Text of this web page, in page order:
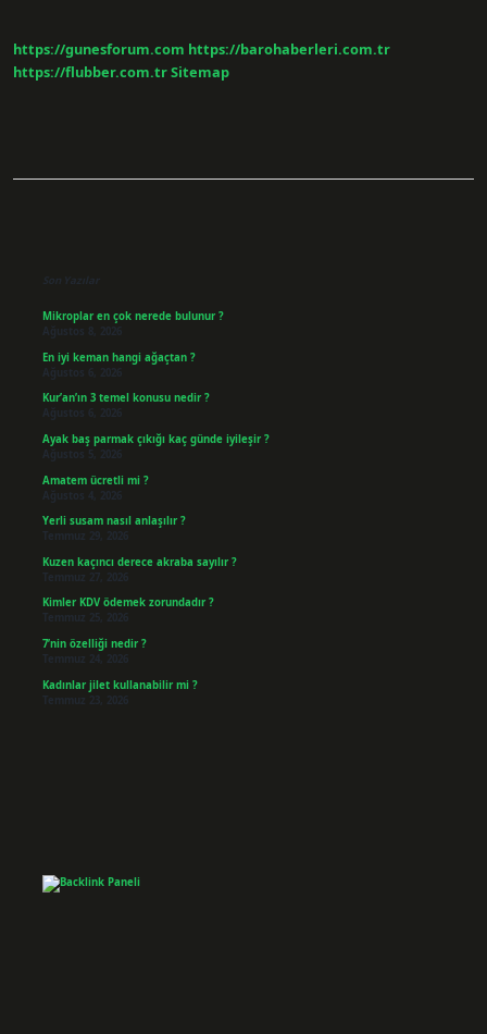
https://gunesforum.com https://barohaberleri.com.tr
https://flubber.com.trSitemap
Son Yazılar
Mikroplar en çok nerede bulunur ?
Ağustos 8, 2026
En iyi keman hangi ağaçtan ?
Ağustos 6, 2026
Kur’an’ın 3 temel konusu nedir ?
Ağustos 6, 2026
Ayak baş parmak çıkığı kaç günde iyileşir ?
Ağustos 5, 2026
Amatem ücretli mi ?
Ağustos 4, 2026
Yerli susam nasıl anlaşılır ?
Temmuz 29, 2026
Kuzen kaçıncı derece akraba sayılır ?
Temmuz 27, 2026
Kimler KDV ödemek zorundadır ?
Temmuz 25, 2026
7’nin özelliği nedir ?
Temmuz 24, 2026
Kadınlar jilet kullanabilir mi ?
Temmuz 23, 2026